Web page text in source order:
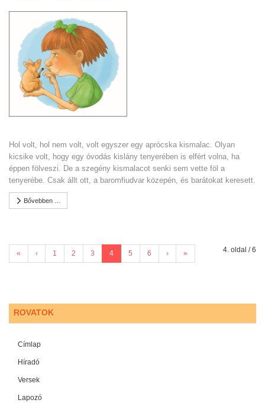
Hol volt, hol nem volt, volt egyszer egy aprócska kismalac. Olyan
kicsike volt, hogy egy óvodás kislány tenyerében is elfért volna, ha
éppen fölveszi. De a szegény kismalacot senki sem vette föl a
tenyerébe. Csak állt ott, a baromfiudvar közepén, és barátokat keresett.
Bővebben …
4. oldal / 6
« ‹ 1 2 3 4 5 6 › »
ROVATOK
Címlap
Híradó
Versek
Lapozó